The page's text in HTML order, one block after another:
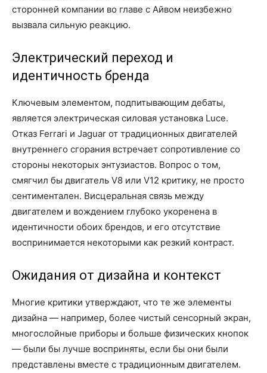
сторонней компании во главе с Айвом неизбежно
вызвала сильную реакцию.
Электрический переход и
идентичность бренда
Ключевым элементом, подпитывающим дебаты,
является электрическая силовая установка Luce.
Отказ Ferrari и Jaguar от традиционных двигателей
внутреннего сгорания встречает сопротивление со
стороны некоторых энтузиастов. Вопрос о том,
смягчил бы двигатель V8 или V12 критику, не просто
сентиментален. Висцеральная связь между
двигателем и вождением глубоко укоренена в
идентичности обоих брендов, и его отсутствие
воспринимается некоторыми как резкий контраст.
Ожидания от дизайна и контекст
Многие критики утверждают, что те же элементы
дизайна — например, более чистый сенсорный экран,
многослойные приборы и больше физических кнопок
— были бы лучше восприняты, если бы они были
представлены вместе с традиционным двигателем.